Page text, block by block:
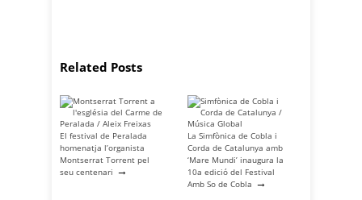
Related Posts
El festival de Peralada
homenatja l’organista
Montserrat Torrent pel
seu centenari →
La Simfònica de Cobla i
Corda de Catalunya amb
‘Mare Mundi’ inaugura la
10a edició del Festival
Amb So de Cobla →